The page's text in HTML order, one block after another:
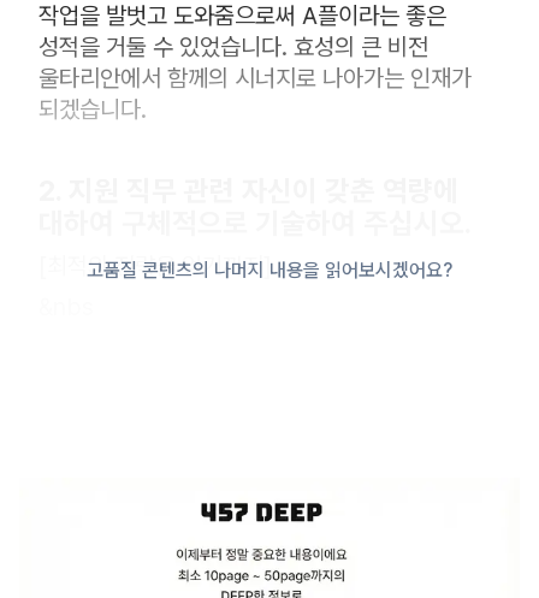
작업을 발벗고 도와줌으로써 A플이라는 좋은
성적을 거둘 수 있었습니다. 효성의 큰 비전
울타리안에서 함께의 시너지로 나아가는 인재가
되겠습니다.
[최적의 전략을 얻기까지]
고품질 콘텐츠의 나머지 내용을 읽어보시겠어요?